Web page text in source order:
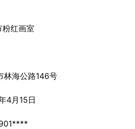
粉红画室
林海公路146号
4月15日